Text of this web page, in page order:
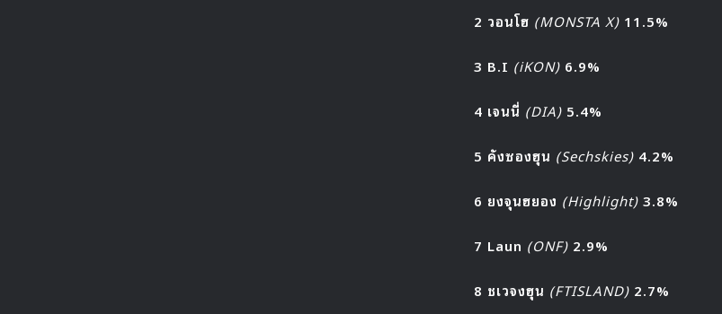
2 วอนโฮ (MONSTA X) 11.5%
3 B.I (iKON) 6.9%
4 เจนนี่ (DIA) 5.4%
5 คังซองฮุน (Sechskies) 4.2%
6 ยงจุนฮยอง (Highlight) 3.8%
7 Laun (ONF) 2.9%
8 ชเวจงฮุน (FTISLAND) 2.7%